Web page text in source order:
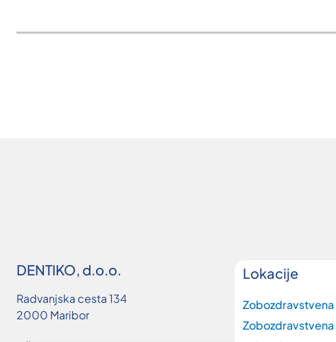
DENTIKO, d.o.o.
Radvanjska cesta 134
2000 Maribor
Lokacije